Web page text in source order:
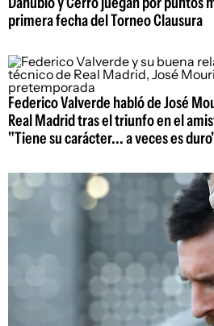
primera fecha del Torneo Clausura
Federico Valverde habló de José
Real Madrid tras el triunfo en el
"Tiene su carácter... a veces es